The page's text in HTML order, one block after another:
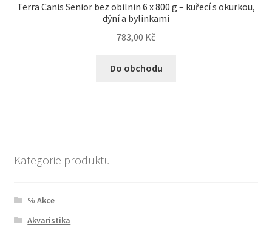
Terra Canis Senior bez obilnin 6 x 800 g – kuřecí s okurkou,
dýní a bylinkami
783,00 Kč
Do obchodu
Kategorie produktu
% Akce
Akvaristika